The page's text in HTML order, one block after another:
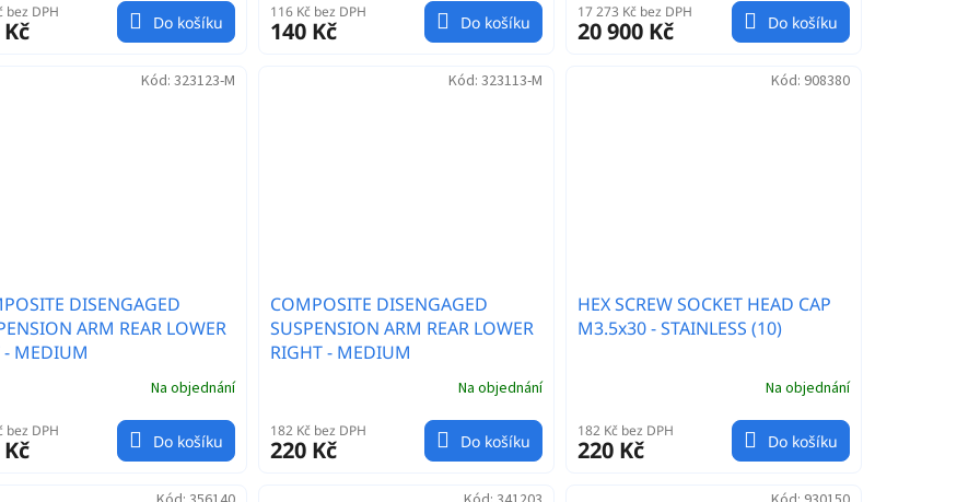
bez DPH
Do košíku
116 Kč bez DPH
140 Kč Do košíku
17 273 Kč bez DPH
20 900 Kč Do košíku
DISENGAGED
ARM REAR LOWER
- MEDIUM
Na objednání
bez DPH
Do košíku
Kód: 323123-M
COMPOSITE DISENGAGED
SUSPENSION ARM REAR LOWER
RIGHT - MEDIUM
Na objednání
182 Kč bez DPH
220 Kč Do košíku
Kód: 323113-M
HEX SCREW SOCKET HEAD CAP
M3.5x30 - STAINLESS (10)
Na objednání
182 Kč bez DPH
220 Kč Do košíku
Kód: 908380